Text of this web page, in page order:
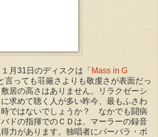
月31日のディスクは「 Mass in G
言っても荘厳さよりも敬虔さが表面だっ
居の高さはありません。リラクゼーシ
求めて聴く人が多い昨今、最もふさわ
時ではないでしょうか？ なかでも闘病
ドの指揮でのＣＤは、マーラーの録音
力があります。独唱者にバーバラ・ボ